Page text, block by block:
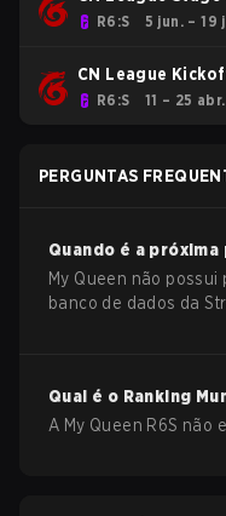
R6:S 5 jun. – 19
CN League
R6:S 11 – 25 abr.
PERGUNTAS
Quando é a
My Queen não
banco de dados da
Qual é o Ranking
A My Queen R6S não